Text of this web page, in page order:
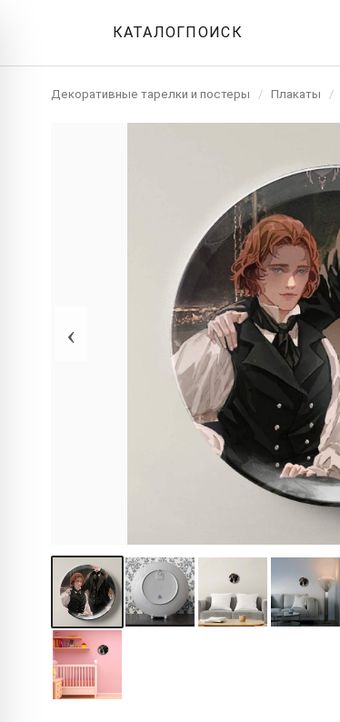
КАТАЛОГПОИСК
Декоративные тарелки и постеры / Плакаты /
‹